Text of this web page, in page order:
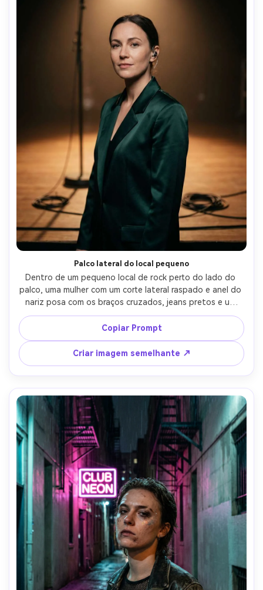
Palco lateral do local pequeno
Dentro de um pequeno local de rock perto do lado do
palco, uma mulher com um corte lateral raspado e anel do
nariz posa com os braços cruzados, jeans pretos e um
top de malha sob uma jaqueta, holofotes vermelhos e
brancos, Nikon Z6II, 35mm f/1.8, retrato ambiental, humor
gritty, sombras naturais, foco nítido, grão sutil-AR 4:5
Copiar Prompt
Criar imagem semelhante ↗